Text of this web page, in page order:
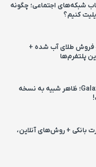
شبکه‌های اجتماعی؛ چگونه
کنیم؟
فروش طلای آب شده +
پلتفرم‌ها
بررسی گوشی Galaxy Z Flip8؛ ظاهر شبیه به نسخه
بانکی + روش‌های آنلاین،